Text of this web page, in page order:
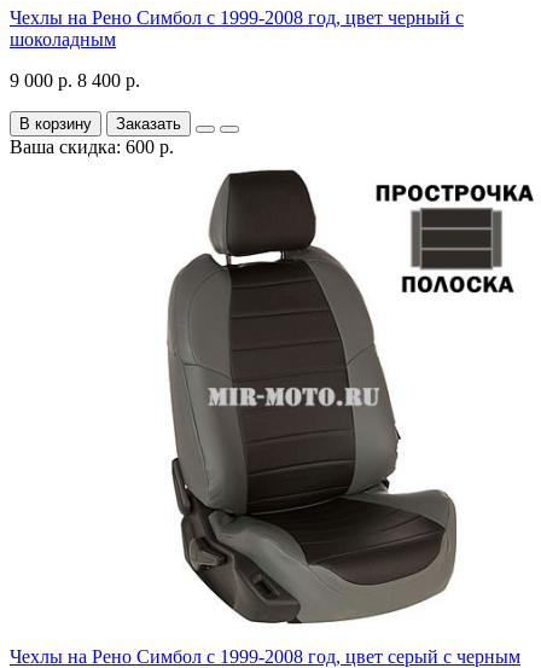
Чехлы на Рено Симбол с 1999-2008 год, цвет черный с
шоколадным
9 000 р. 8 400 р.
В корзину Заказать
Ваша скидка: 600 р.
Чехлы на Рено Симбол с 1999-2008 год, цвет серый с черным